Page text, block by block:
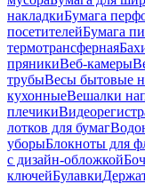
накладкиБумага
посетителейБумага
термотрансферная
пряникиВеб-камеры
трубыВесы бытовые
кухонныеВешалки
плечики
лотков для бумаг
уборыБлокноты для
с дизайн-обложкой
ключейБулавки